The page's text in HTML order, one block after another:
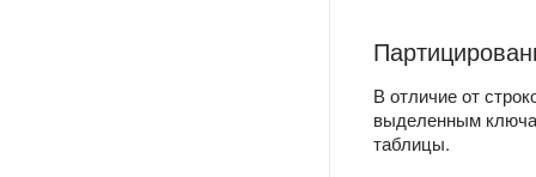
В отличие от
выделенным
таблицы.